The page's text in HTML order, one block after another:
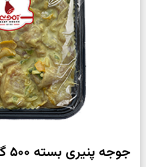
جوجه پنیری بسته 500 گرمی